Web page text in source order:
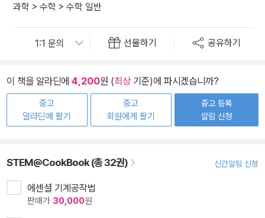
과학 > 수학 > 수학 일반
선물하기 공유하기
이 책을 알라딘에 4,200원 (최상기준)에 파시겠습니까?
중고
알라딘에 팔기
중고
회원에게 팔기
중고 등록
알림 신청
STEM@CookBook (총 32권) 신간알림 신청
에센셜 기계공작법
판매가 30,000원